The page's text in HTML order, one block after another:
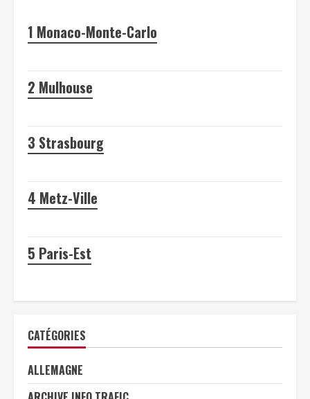
1 Monaco-Monte-Carlo
2 Mulhouse
3 Strasbourg
4 Metz-Ville
5 Paris-Est
CATÉGORIES
ALLEMAGNE